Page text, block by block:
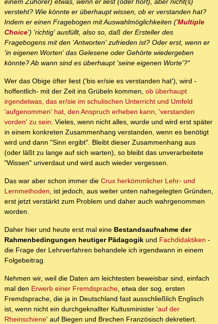
einem Zuhörer) etwas, wenn er liest (oder hört), aber nicht(s)
versteht? Wie könnte er überhaupt wissen, ob er verstanden hat?
Indem er einen Fragebogen mit Auswahlmöglichkeiten ('Multiple
Choice') 'richtig' ausfüllt, also so, daß der Ersteller des
Fragebogens mit den 'Antworten' zufrieden ist? Oder erst, wenn er
'in eigenen Worten' das Gelesene oder Gehörte wiedergeben
könnte? Ab wann sind es überhaupt 'seine eigenen Worte'?"
Wer das Obige öfter liest ('bis er/sie es verstanden hat'), wird -
hoffentlich- mit der Zeit ins Grübeln kommen, ob überhaupt
irgendetwas, das er/sie im schulischen Unterricht und Umfeld
'aufgenommen' hat, den Anspruch erheben kann, 'verstanden
vorden' zu sein. Vieles, wenn nicht alles, wurde und wird erst später
in einem konkreten Zusammenhang verstanden, wenn es benötigt
wird und dann "Sinn ergibt". Bleibt dieser Zusammenhang aus
(oder läßt zu lange auf sich warten), so bleibt das unverarbeitete
"Wissen" unverdaut und wird auch wieder vergessen.
Das war aber schon immer die Crux herkömmlicher Lehr- und
Lernmethoden, ist jedoch, aus weiter unten nahegelegten Gründen,
erst jetzt verstärkt zum Problem und daher auch wahrgenommen
worden.
Daher hier und heute erst mal eine Bestandsaufnahme der
Rahmenbedingungen heutiger Pädagogik und Fachdidaktiken -
die Frage der Lehrverfahren behandele ich irgendwann in einem
Folgebeitrag.
Nehmen wir, weil die Daten am leichtesten beweisbar sind, einfach
mal den Erwerb einer Fremdsprache, etwa der sog. ersten
Fremdsprache, die ja in Deutschland fast ausschließlich Englisch
ist, wenn nicht ein durchgeknallter Kultusminister 'auf der
Rheinschiene' auf Biegen und Brechen Französisch dekretiert.